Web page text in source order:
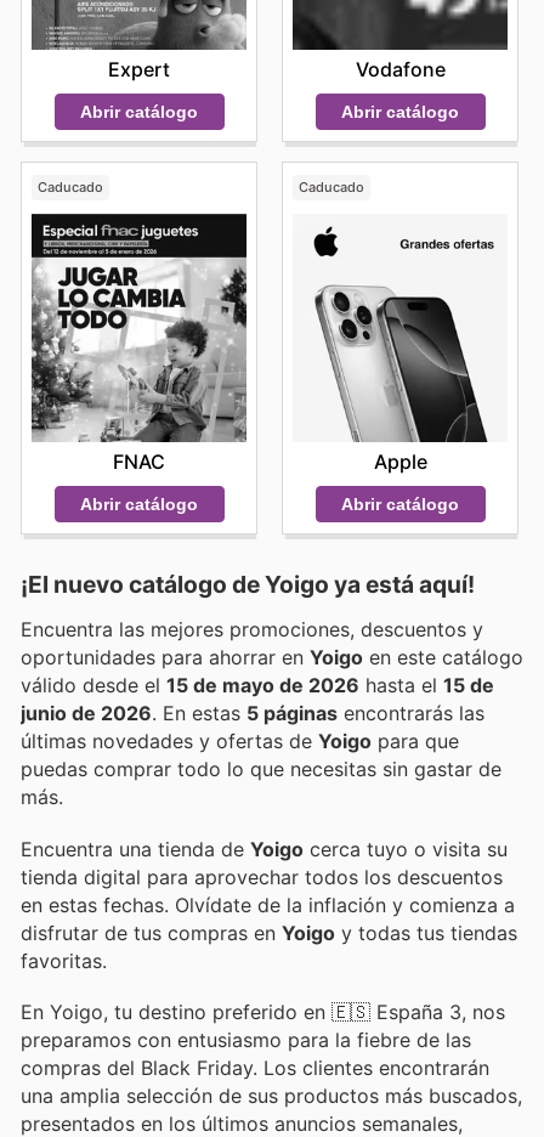
Expert
Abrir catálogo
Vodafone
Abrir catálogo
Caducado
FNAC
Abrir catálogo
Caducado
Apple
Abrir catálogo
¡El nuevo catálogo deYoigo ya está aquí!
Encuentra las mejores promociones, descuentos y
oportunidades para ahorrar en Yoigo en este catálogo
válido desde el 15 de mayo de 2026 hasta el 15 de
junio de 2026 . En estas 5 páginas encontrarás las
últimas novedades y ofertas de Yoigo para que
puedas comprar todo lo que necesitas sin gastar de
más.
Encuentra una tienda de Yoigo cerca tuyo o visita su
tienda digital para aprovechar todos los descuentos
en estas fechas. Olvídate de la inflación y comienza a
disfrutar de tus compras en Yoigo y todas tus tiendas
favoritas.
En Yoigo, tu destino preferido en 🇪🇸 España 3, nos
preparamos con entusiasmo para la fiebre de las
compras del Black Friday. Los clientes encontrarán
una amplia selección de sus productos más buscados,
presentados en los últimos anuncios semanales,